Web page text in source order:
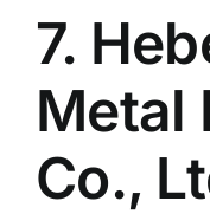
7.
Metal
Co.,